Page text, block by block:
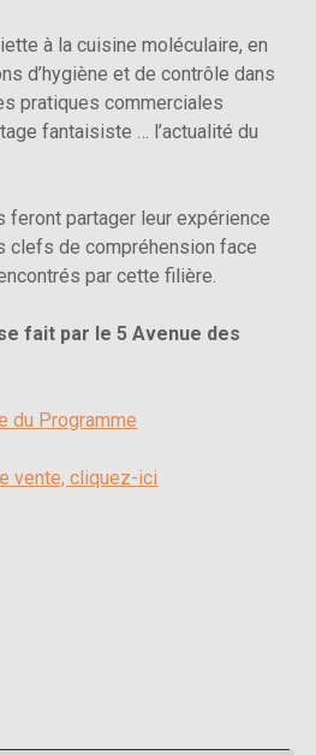
à la cuisine moléculaire, en
d’hygiène et de contrôle dans
pratiques commerciales
fantaisiste … l’actualité du
feront partager leur expérience
clefs de compréhension face
par cette filière.
fait par le 5 Avenue des
du Programme
vente, cliquez-ici